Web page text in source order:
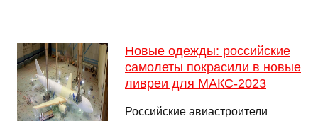
Новые одежды: российские
самолеты покрасили в новые
ливреи для МАКС-2023
Российские авиастроители